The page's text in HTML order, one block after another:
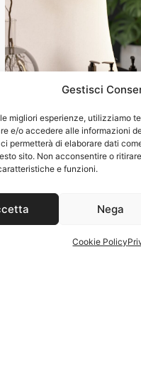
Gestisci
migliori esperienze, utilizziamo
e/o accedere alle informazioni
permetterà di elaborare dati
sito. Non acconsentire o
e funzioni.
Nega
Cookie Policy